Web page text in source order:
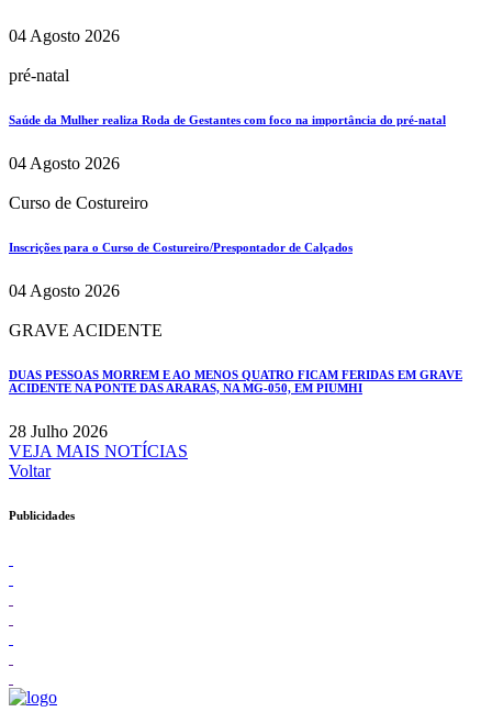
04 Agosto 2026
pré-natal
Saúde da Mulher realiza Roda de Gestantes com foco na importância do pré-natal
04 Agosto 2026
Curso de Costureiro
Inscrições para o Curso de Costureiro/Prespontador de Calçados
04 Agosto 2026
GRAVE ACIDENTE
DUAS PESSOAS MORREM E AO MENOS QUATRO FICAM FERIDAS EM GRAVE
ACIDENTE NA PONTE DAS ARARAS, NA MG-050, EM PIUMHI
28 Julho 2026
VEJA MAIS NOTÍCIAS
Voltar
Publicidades